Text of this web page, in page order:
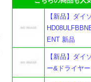
【新品】ダ
ENT 新品
【新品】ダ
ー&ドライヤ